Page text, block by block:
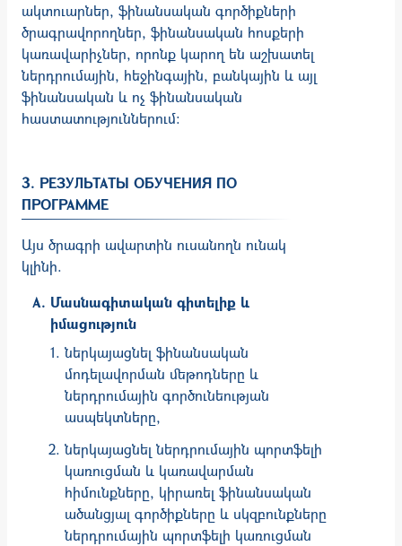
ակտուարներ, ֆինանսական գործիքների
ծրագրավորողներ, ֆինանսական հոսքերի
կառավարիչներ, որոնք կարող են աշխատել
ներդրումային, հեջինգային, բանկային և այլ
ֆինանսական և ոչ ֆինանսական
հաստատություններում:
3. РЕЗУЛЬТАТЫ ОБУЧЕНИЯ ПО
ПРОГРАММЕ
Այս ծրագրի ավարտին ուսանողն ունակ
կլինի.
Մասնագիտական գիտելիք և
իմացություն
ներկայացնել ֆինանսական
մոդելավորման մեթոդները և
ներդրումային գործունեության
ասպեկտները,
ներկայացնել ներդրումային պորտֆելի
կառուցման և կառավարման
հիմունքները, կիրառել ֆինանսական
ածանցյալ գործիքները և սկզբունքները
ներդրումային պորտֆելի կառուցման